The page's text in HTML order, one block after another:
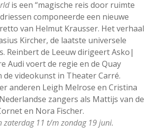
is een “magische reis door ruimte
componeerde een nieuwe
van Helmut Krausser. Het verhaal
Kircher, de laatste universele
Reinbert de Leeuw dirigeert Asko|
Audi voert de regie en de Quay
videokunst in Theater Carré.
anderen Leigh Melrose en Cristina
zangers als Mattijs van de
en Nora Fischer.
zaterdag 11 t/m zondag 19 juni.